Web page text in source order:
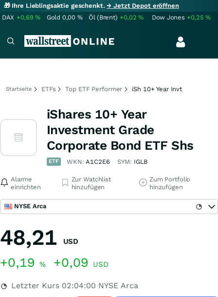
🎁 Ihre Lieblingsaktie geschenkt.→ Jetzt Depot eröffnen
DAX +0,69% Gold 0,00 % Öl (Brent) +0,02% Dow Jones +0,25%
Startseite ETFs Top ETF Performer iSh 10+ Year Invt
iShares 10+ Year
Investment Grade
Corporate Bond ETF Shs
ETF WKN:A1C2E6 SYM: IGLB
Alarme
einrichten
Zur Watchlist
hinzufügen
Zum Portfolio
hinzufügen
NYSE Arca
48,21 USD
+0,19 % +0,09 USD
Letzter Kurs 02:04:00 NYSE Arca